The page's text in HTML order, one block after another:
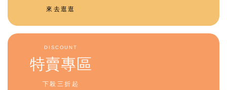
來去逛逛
DISCOUNT
特賣專區
下殺三折起